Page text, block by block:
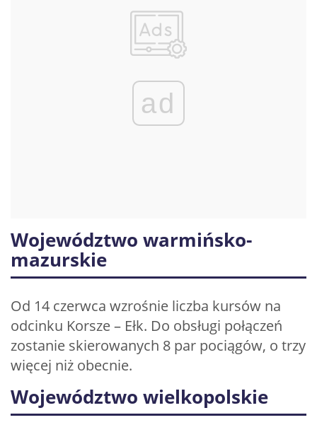
ad
Województwo warmińsko-
mazurskie
Od 14 czerwca wzrośnie liczba kursów na
odcinku Korsze – Ełk. Do obsługi połączeń
zostanie skierowanych 8 par pociągów, o trzy
więcej niż obecnie.
Województwo wielkopolskie